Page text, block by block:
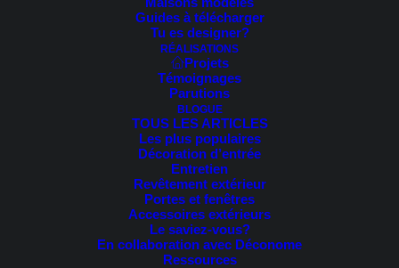
Guides à télécharger
Tu es designer?
RÉALISATIONS
Projets
Témoignages
Parutions
BLOGUE
TOUS LES ARTICLES
Les plus populaires
Décoration d’entrée
Entretien
Revêtement extérieur
Portes et fenêtres
Accessoires extérieurs
Le saviez-vous?
En collaboration avec Déconome
Ressources
6 résultats affichésTrié